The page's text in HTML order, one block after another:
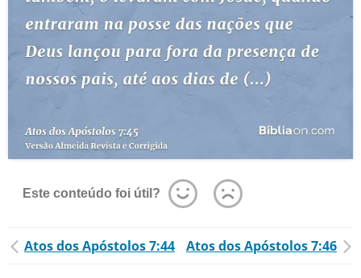
Este conteúdo foi útil?
Atos dos Apóstolos 7:44 Atos dos Apóstolos 7:46